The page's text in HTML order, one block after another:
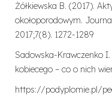
Żółkiewska B. (2017).
okołoporodowym.
2017;7(8). 1272-1289
Sadowska-Krawczenko
kobiecego – co o nich
https://podyplomie.pl/